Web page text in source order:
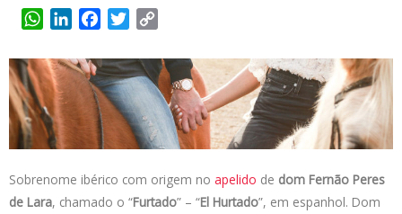
W
a
t
s
A
p
n
k
e
d
I
c
e
b
o
o
i
t
t
e
r
p
y
L
i
n
Sobrenome ibérico com origem no apelido de dom Fernão Peres
de Lara, chamado o “Furtado” – “El Hurtado”, em espanhol. Dom